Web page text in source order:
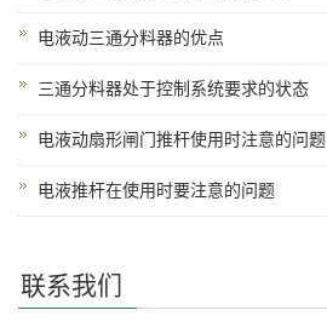
电液动三通分料器的优点
三通分料器处于控制系统要求的状态
电液动扇形闸门推杆使用时注意的问题
电液推杆在使用时要注意的问题
联系我们